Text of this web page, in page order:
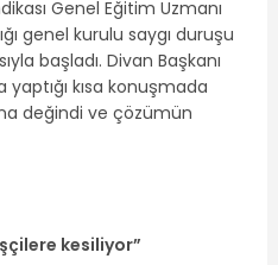
Genel Eğitim Uzmanı
genel kurulu saygı duruşu
başladı. Divan Başkanı
kısa konuşmada
değindi ve çözümün
kesiliyor”